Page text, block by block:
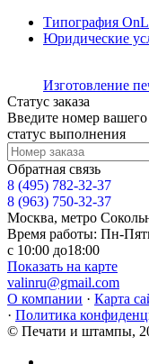
Типография
Юридические
Изготовление
Статус заказа
Введите номер вашего
статус выполнения
Обратная связь
8 (495) 782-32-37
8 (963) 750-32-37
Москва, метро
Время работы: Пн-
с 10:00 до18:00
Показать на карте
valinru@gmail.com
О компании · Карта
· Политика
© Печати и штампы,